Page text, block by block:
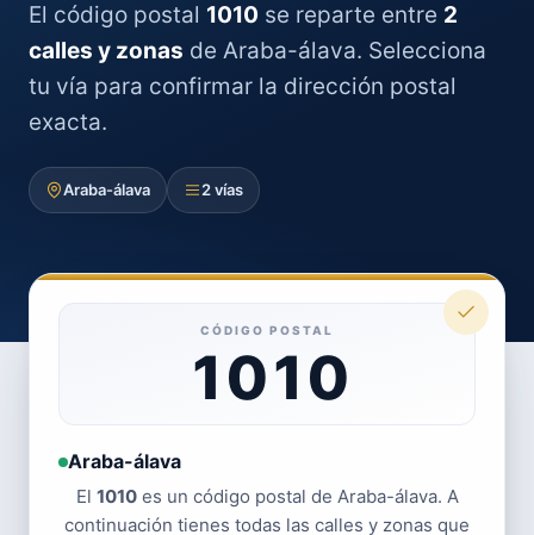
El código postal 1010 se reparte entre 2
calles y zonas de Araba-álava. Selecciona
tu vía para confirmar la dirección postal
exacta.
Araba-álava 2 vías
CÓDIGO POSTAL
1010
Araba-álava
El 1010es un código postal de Araba-álava. A
continuación tienes todas las calles y zonas que